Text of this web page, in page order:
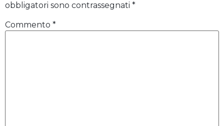
obbligatori sono contrassegnati *
Commento *